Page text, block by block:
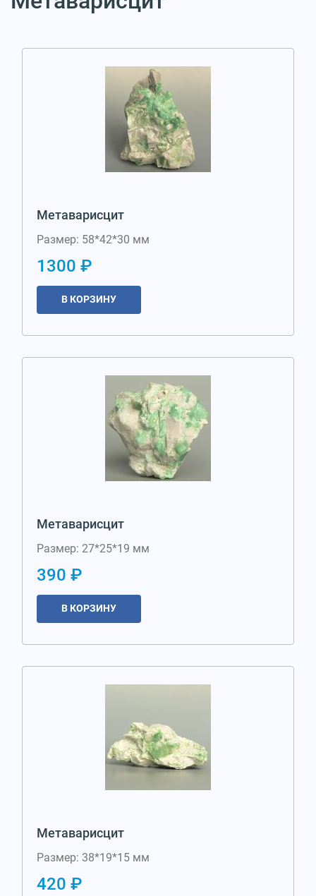
Метаварисцит
Размер: 58*42*30 мм
1300 ₽
В КОРЗИНУ
Метаварисцит
Размер: 27*25*19 мм
390 ₽
В КОРЗИНУ
Метаварисцит
Размер: 38*19*15 мм
420 ₽